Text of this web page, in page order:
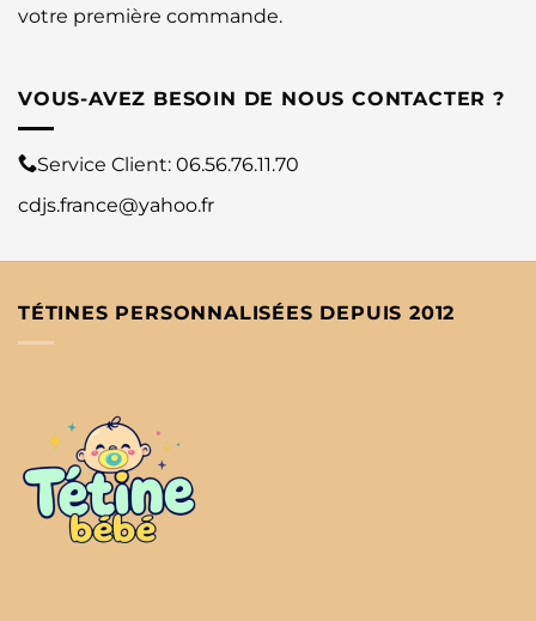
votre première commande.
VOUS-AVEZ BESOIN DE NOUS CONTACTER ?
Service Client: 06.56.76.11.70
cdjs.france@yahoo.fr
TÉTINES PERSONNALISÉES DEPUIS 2012